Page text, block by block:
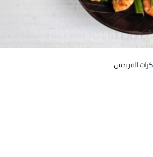
كرات القريدس